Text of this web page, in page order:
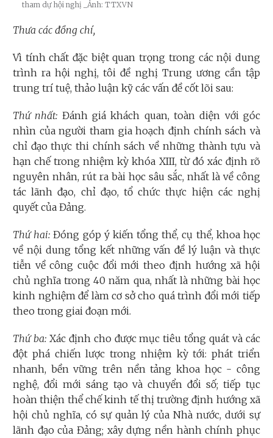
tham dự hội nghị
_Ảnh: TTXVN
Thưa các đồng chí,
Vì tính chất đặc biệt quan trọng trong các nội dung
trình ra hội nghị, tôi đề nghị Trung ương cần tập
trung trí tuệ, thảo luận kỹ các vấn đề cốt lõi sau:
Thứ nhất: Đánh giá khách quan, toàn diện với góc
nhìn của người tham gia hoạch định chính sách và
chỉ đạo thực thi chính sách về những thành tựu và
hạn chế trong nhiệm kỳ khóa XIII, từ đó xác định rõ
nguyên nhân, rút ra bài học sâu sắc, nhất là về công
tác lãnh đạo, chỉ đạo, tổ chức thực hiện các nghị
quyết của Đảng.
Thứ hai:Đóng góp ý kiến tổng thể, cụ thể, khoa học
về nội dung tổng kết những vấn đề lý luận và thực
tiễn về công cuộc đổi mới theo định hướng xã hội
chủ nghĩa trong 40 năm qua, nhất là những bài học
kinh nghiệm để làm cơ sở cho quá trình đổi mới tiếp
theo trong giai đoạn mới.
Thứ ba: Xác định cho được mục tiêu tổng quát và các
đột phá chiến lược trong nhiệm kỳ tới: phát triển
nhanh, bền vững trên nền tảng khoa học - công
nghệ, đổi mới sáng tạo và chuyển đổi số; tiếp tục
hoàn thiện thể chế kinh tế thị trường định hướng xã
hội chủ nghĩa, có sự quản lý của Nhà nước, dưới sự
lãnh đạo của Đảng; xây dựng nền hành chính phục